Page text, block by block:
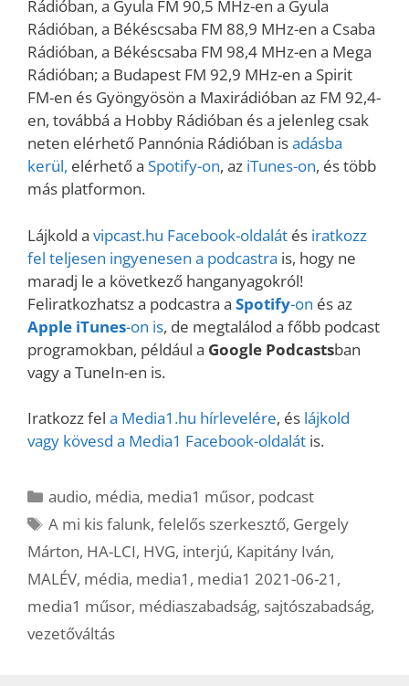
Rádióban, a Gyula FM 90,5 MHz-en a Gyula
Rádióban, a Békéscsaba FM 88,9 MHz-en a Csaba
Rádióban, a Békéscsaba FM 98,4 MHz-en a Mega
Rádióban; a Budapest FM 92,9 MHz-en a Spirit
FM-en és Gyöngyösön a Maxirádióban az FM 92,4-
en, továbbá a Hobby Rádióban és a jelenleg csak
neten elérhető Pannónia Rádióban isadásba
kerül, elérhető a Spotify-on, az iTunes-on, és több
más platformon.
Lájkold a vipcast.hu Facebook-oldalát és iratkozz
fel teljesen ingyenesen a podcastra is, hogy ne
maradj le a következő hanganyagokról!
Feliratkozhatsz a podcastra a Spotify-on és az
Apple iTunes-on is, de megtalálod a főbb podcast
programokban, például a Google Podcastsban
vagy a TuneIn-en is.
Iratkozz fel a Media1.hu hírlevelére, és lájkold
vagy kövesd a Media1 Facebook-oldalát is.
Kategória
audio, média, media1 műsor, podcast
Címkék
A mi kis falunk,felelős szerkesztő, Gergely
Márton, HA-LCI, HVG, interjú, Kapitány Iván,
MALÉV, média, media1 , media1 2021-06-21 ,
media1 műsor, médiaszabadság, sajtószabadság,
vezetőváltás